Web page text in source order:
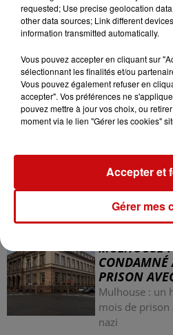
ECKWERSHEIM
LES AUTRES
MULHOUSE
CONDAMNÉ
PRISON
Mulhouse : un
mois de prison
nazi
requested; Use precise geolocation
other data sources; Link different
information transmitted automatically.
Vous pouvez accepter en cliquant sur
sélectionnant les finalités et/ou
Vous pouvez également refuser en
accepter". Vos préférences ne
pouvez mettre à jour vos choix, ou
moment via le lien "Gérer les cookies"
Gérer mes
Accepter et